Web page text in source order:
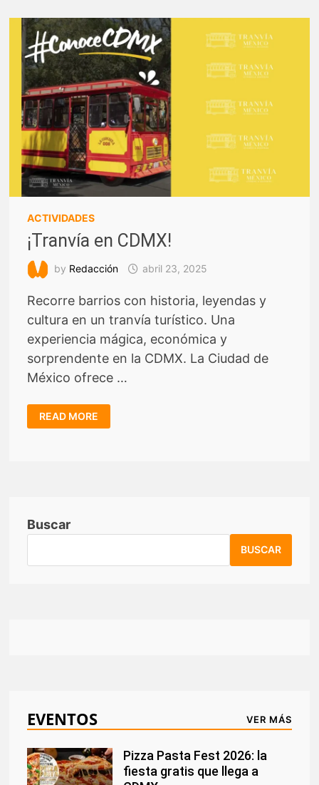
ACTIVIDADES
¡Tranvía en CDMX!
by Redacción abril 23, 2025
Recorre barrios con historia, leyendas y
cultura en un tranvía turístico. Una
experiencia mágica, económica y
sorprendente en la CDMX. La Ciudad de
México ofrece …
¡TRANVÍA
EN
CDMX!
READ MORE
Buscar
BUSCAR
EVENTOS VER MÁS
Pizza Pasta Fest 2026: la
fiesta gratis que llega a